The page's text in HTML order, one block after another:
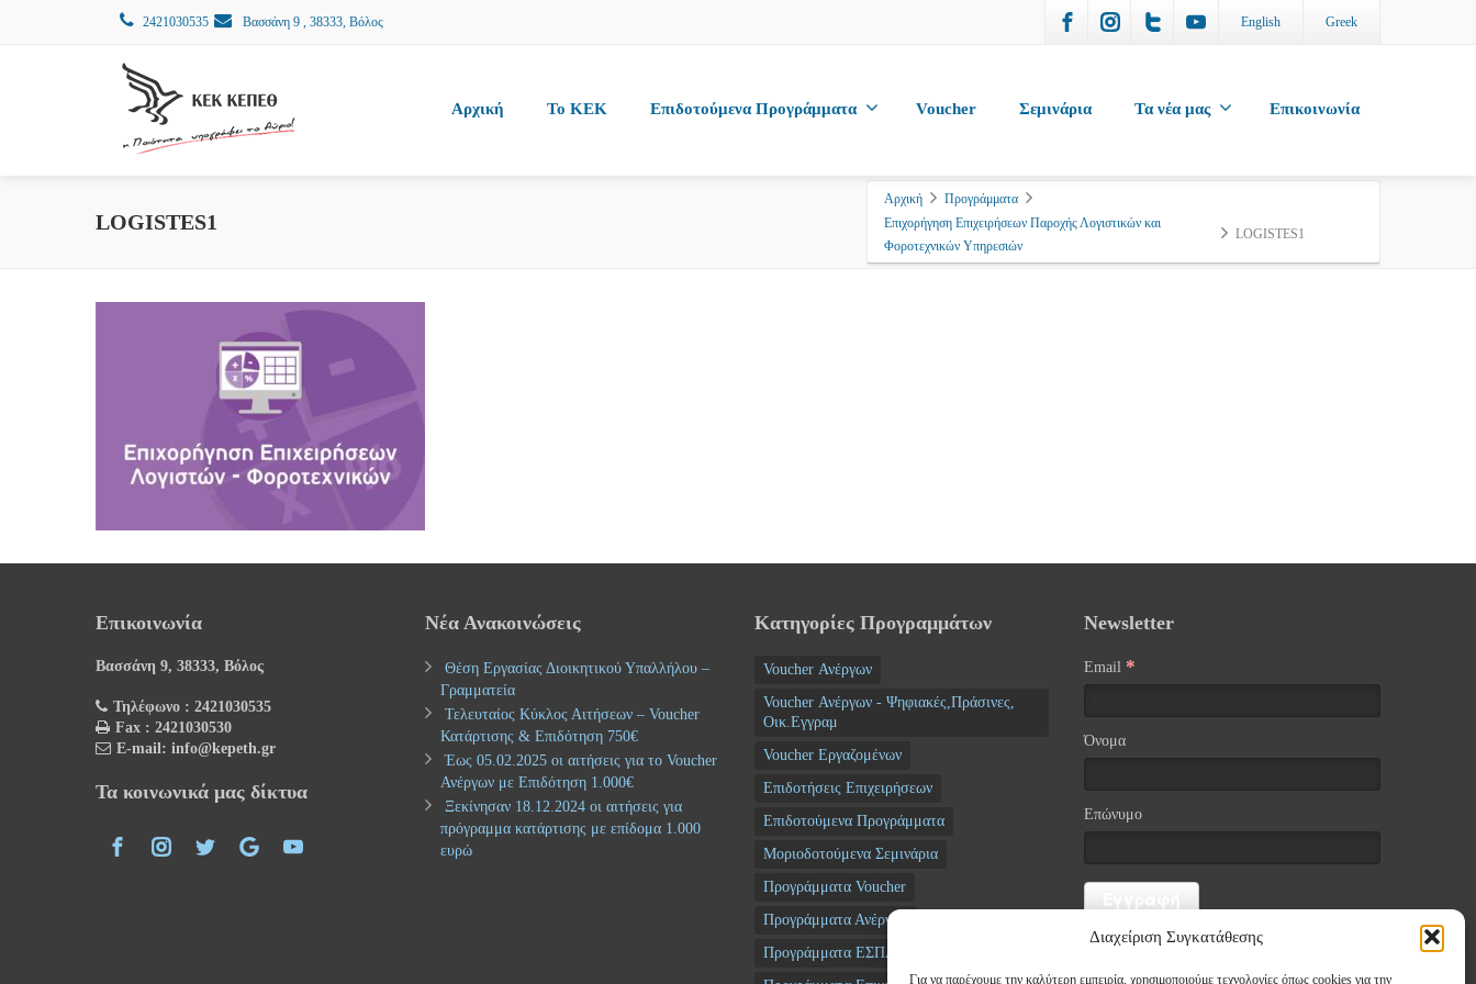
Διαχείριση Συγκατάθεσης
Για να παρέχουμε την καλύτερη εμπειρία, χρησιμοποιούμε τεχνολογίες όπως cookies για την
2421030535 Βασσάνη 9 , 38333, Βόλος English Greek
Αρχική To KEK Επιδοτούμενα Προγράμματα Voucher Σεμινάρια Τα νέα μας Επικοινωνία
LOGISTES1
Αρχική
Προγράμματα
Επιχορήγηση Επιχειρήσεων Παροχής Λογιστικών και
Φοροτεχνικών Υπηρεσιών
LOGISTES1
Επικοινωνία
Βασσάνη 9, 38333, Βόλος
Τηλέφωνο : 2421030535
Fax : 2421030530
E-mail: info@kepeth.gr
Τα κοινωνικά μας δίκτυα
Νέα Ανακοινώσεις
Θέση Εργασίας Διοικητικού Υπαλλήλου –
Γραμματεία
Τελευταίος Κύκλος Αιτήσεων – Voucher
Κατάρτισης & Επιδότηση 750€
Έως 05.02.2025 οι αιτήσεις για το Voucher
Ανέργων με Επιδότηση 1.000€
Ξεκίνησαν 18.12.2024 οι αιτήσεις για
πρόγραμμα κατάρτισης με επίδομα 1.000
ευρώ
Κατηγορίες Προγραμμάτων
Voucher Ανέργων
Voucher Ανέργων - Ψηφιακές,Πράσινες,
Οικ.Εγγραμ
Voucher Εργαζομένων
Επιδοτήσεις Επιχειρήσεων
Επιδοτούμενα Προγράμματα
Μοριοδοτούμενα Σεμινάρια
Προγράμματα Voucher
Προγράμματα Ανέργων
Προγράμματα ΕΣΠΑ
Newsletter
Email *
Όνομα
Επώνυμο